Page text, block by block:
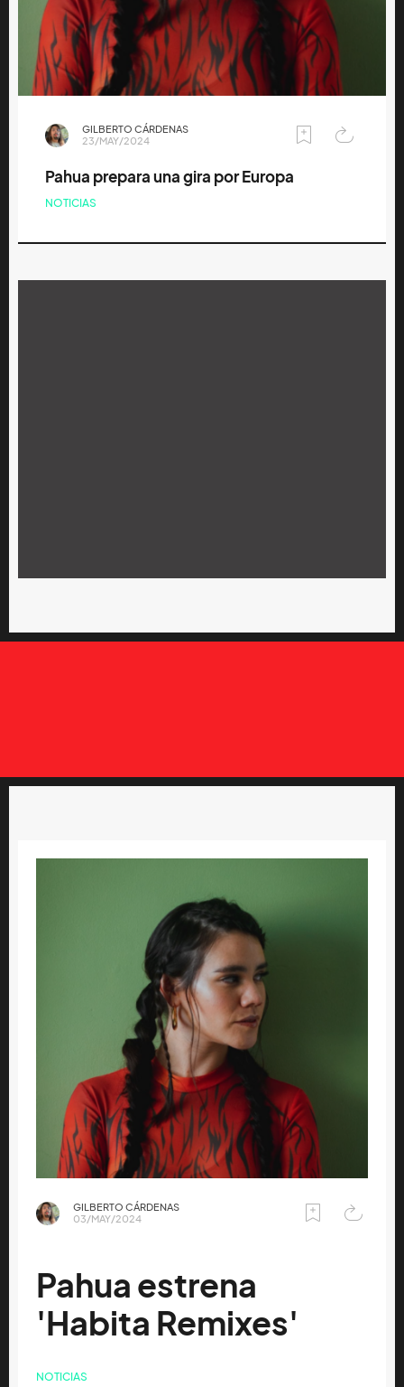
GILBERTO CÁRDENAS
23/MAY/2024
Pahua prepara una gira por Europa
NOTICIAS
GILBERTO CÁRDENAS
03/MAY/2024
Pahua estrena
'Habita Remixes'
NOTICIAS